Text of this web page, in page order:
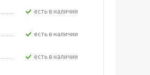
Есть в наличии
Есть в наличии
Есть в наличии